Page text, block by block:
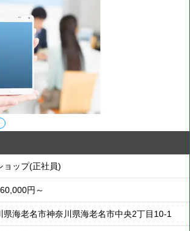
ップ(正社員)
円～
海老名市神奈川県海老名市中央2丁目10-1